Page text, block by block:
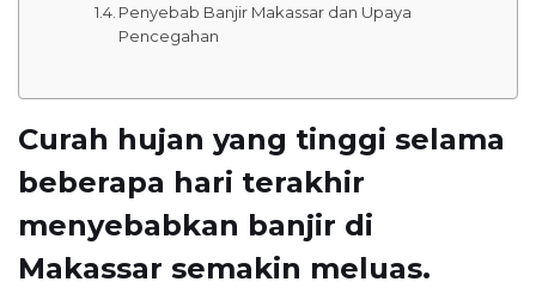
Penyebab Banjir Makassar dan Upaya
Pencegahan
Curah hujan yang tinggi selama
beberapa hari terakhir
menyebabkan banjir di
Makassar semakin meluas.